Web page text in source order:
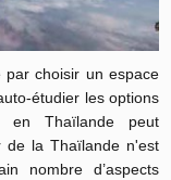
par choisir un espace
étudier les options
en Thaïlande peut
de la Thaïlande n'est
nombre d’aspects